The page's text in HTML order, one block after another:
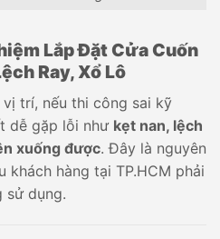
Lắp Đặt Cửa Cuốn
Ray, Xổ Lô
trí, nếu thi công sai kỹ
dễ gặp lỗi như kẹt nan, lệch
xuống được. Đây là nguyên
khách hàng tại TP.HCM phải
sử dụng.